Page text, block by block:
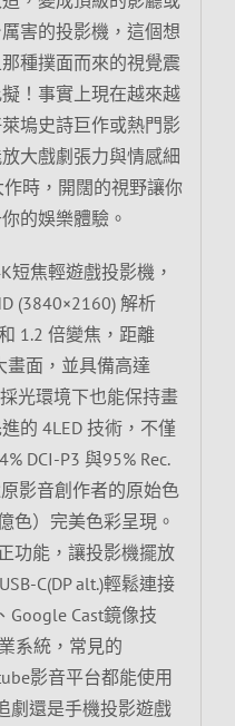
害的投影機，這個想
種撲面而來的視覺震
！事實上現在越來越
塢史詩巨作或熱門影
大戲劇張力與情感細
時，開闊的視野讓你
的娛樂體驗。
短焦輕遊戲投影機，
(3840×2160) 解析
1.2 倍變焦，距離
畫面，並具備高達
光環境下也能保持畫
的 4LED 技術，不僅
DCI-P3 與95% Rec.
影音創作者的原始色
色）完美色彩呈現。
功能，讓投影機擺放
C(DP alt.)輕鬆連接
Google Cast鏡像技
系統，常見的
影音平台都能使用
劇還是手機投影遊戲